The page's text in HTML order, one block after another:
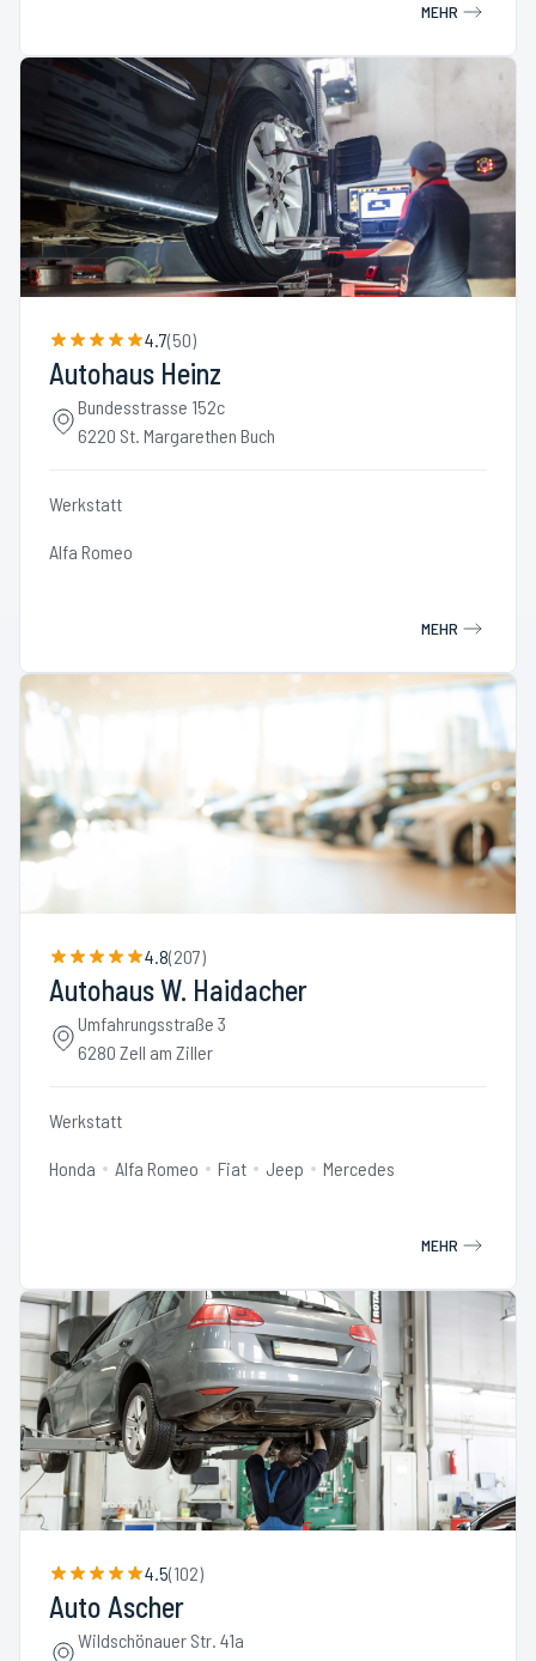
MEHR
4.7(50)
Autohaus Heinz
Bundesstrasse 152c
6220 St. Margarethen Buch
Werkstatt
Alfa Romeo
MEHR
4.8(207)
Autohaus W. Haidacher
Umfahrungsstraße 3
6280 Zell am Ziller
Werkstatt
Honda Alfa Romeo Fiat Jeep Mercedes
MEHR
4.5(102)
Auto Ascher
Wildschönauer Str. 41a